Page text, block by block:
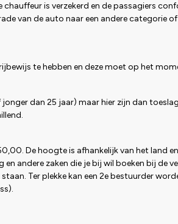
chauffeur is verzekerd en de passagiers
van de auto naar een andere categorie
te hebben en deze moet op het
dan 25 jaar) maar hier zijn dan
De hoogte is afhankelijk van het land
andere zaken die je bij wil boeken bij de
Ter plekke kan een 2e bestuurder